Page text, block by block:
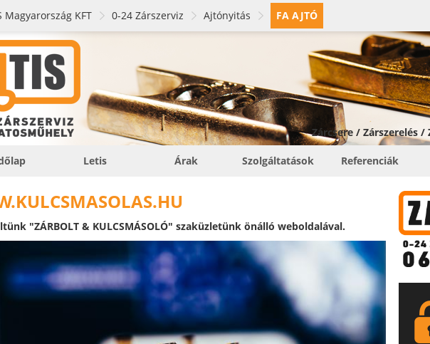
Magyarország KFT 0-24 Zárszerviz Ajtónyitás FA AJTÓ
Zárcsere / Zárszerelés
Letis Árak Szolgáltatások Referenciák
"ZÁRBOLT & KULCSMÁSOLÓ" szaküzletünk önálló weboldalával.